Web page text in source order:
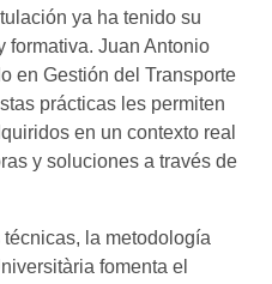
ya ha tenido su
formativa. Juan Antonio
en Gestión del Transporte
prácticas les permiten
en un contexto real
y soluciones a través de
la metodología
fomenta el